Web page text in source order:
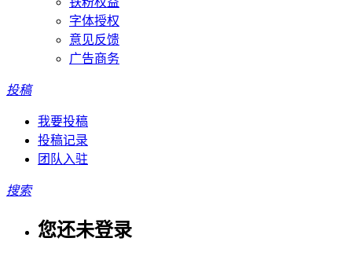
字体授权
意见反馈
广告商务
投稿
我要投稿
投稿记录
团队入驻
搜索
您还未登录